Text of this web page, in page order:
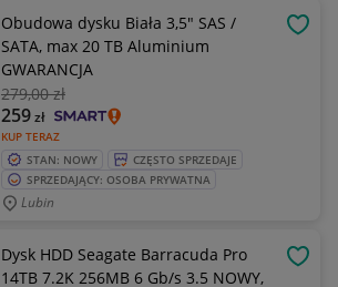
Obudowa dysku Biała 3,5" SAS /
SATA, max 20 TB Aluminium
GWARANCJA
279,00 zł
KUP TERAZ
259zł
STAN: NOWY
CZĘSTO SPRZEDAJE
SPRZEDAJĄCY: OSOBA PRYWATNA
Lubin
Dysk HDD Seagate Barracuda Pro
14TB 7.2K 256MB 6 Gb/s 3.5 NOWY,